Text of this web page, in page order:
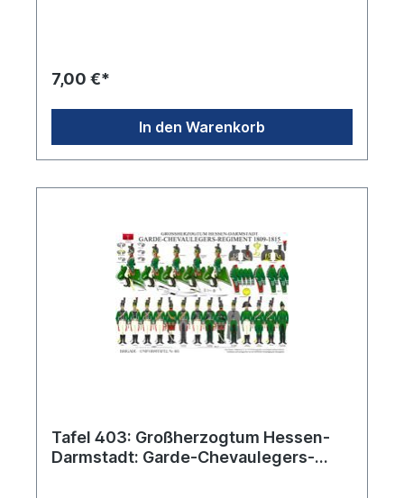
7,00 €*
In den Warenkorb
Tafel 403: Großherzogtum Hessen-
Darmstadt: Garde-Chevaulegers-